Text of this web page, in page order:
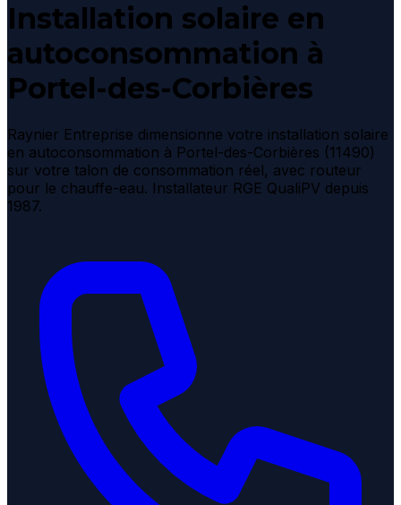
Installation solaire en
autoconsommation à
Portel-des-Corbières
Raynier Entreprise dimensionne votre installation solaire
en autoconsommation à Portel-des-Corbières (11490)
sur votre talon de consommation réel, avec routeur
pour le chauffe-eau. Installateur RGE QualiPV depuis
1987.